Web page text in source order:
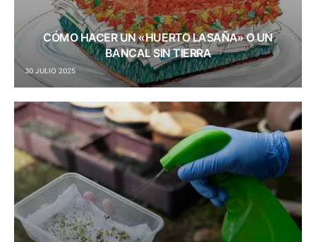
CÓMO HACER UN «HUERTO LASAÑA» O UN
BANCAL SIN TIERRA
30 JULIO 2025